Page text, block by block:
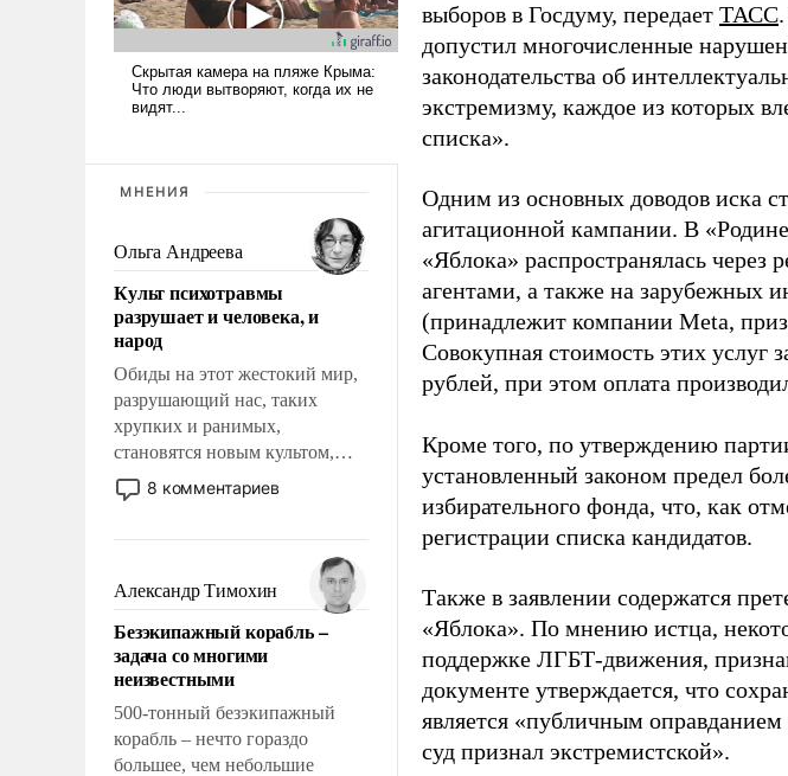
МНЕНИЯ
Ольга Андреева
Культ психотравмы
разрушает и человека, и
народ
Обиды на этот жестокий мир,
разрушающий нас, таких
хрупких и ранимых,
становятся новым культом,
постепенно вытесняя и
отменяя традиционное
мужественным и твердым под
ударами судьбы, брать на себя
ответственность, помогать
слабым, идти вперед и
адаптироваться.
8 комментариев
Александр Тимохин
Безэкипажный корабль –
задача со многими
неизвестными
500-тонный безэкипажный
корабль – нечто гораздо
большее, чем небольшие
выборов в Госдуму, передает ТАСС
допустил многочисленные
законодательства об
экстремизму, каждое из которых
списка».
Одним из основных доводов иска
агитационной кампании. В
«Яблока» распространялась
агентами, а также на зарубежных
(принадлежит компании Meta,
Совокупная стоимость этих услуг
рублей, при этом оплата
Кроме того, по утверждению
установленный законом предел
избирательного фонда, что, как
регистрации списка кандидатов.
Также в заявлении содержатся
«Яблока». По мнению истца,
поддержке ЛГБТ-движения,
документе утверждается, что
является «публичным
суд признал экстремистской».